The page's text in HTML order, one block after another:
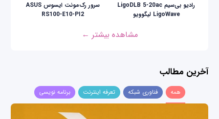
رادیو بی‌سیم LigoDLB 5-20ac
LigoWave لیگوویو
سرور رک‌مونت ایسوس ASUS
RS100-E10-PI2
مشاهده بیشتر ←
آخرین مطالب
همه فناوری شبکه تعرفه اینترنت برنامه نویسی